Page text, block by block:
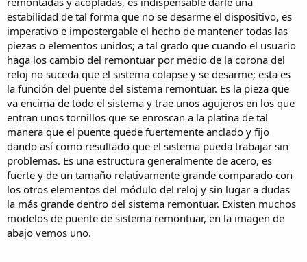
estabilidad de tal forma que no se desarme el dispositivo, es
imperativo e impostergable el hecho de mantener todas las
piezas o elementos unidos; a tal grado que cuando el usuario
haga los cambio del remontuar por medio de la corona del
reloj no suceda que el sistema colapse y se desarme; esta es
la función del puente del sistema remontuar. Es la pieza que
va encima de todo el sistema y trae unos agujeros en los que
entran unos tornillos que se enroscan a la platina de tal
manera que el puente quede fuertemente anclado y fijo
dando así como resultado que el sistema pueda trabajar sin
problemas. Es una estructura generalmente de acero, es
fuerte y de un tamaño relativamente grande comparado con
los otros elementos del módulo del reloj y sin lugar a dudas
la más grande dentro del sistema remontuar. Existen muchos
modelos de puente de sistema remontuar, en la imagen de
abajo vemos uno.